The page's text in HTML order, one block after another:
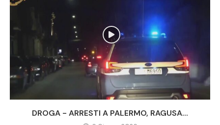
DROGA - ARRESTI A PALERMO, RAGUSA...